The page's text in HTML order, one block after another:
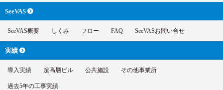
SeeVAS
SeeVAS概要 しくみ フロー FAQ SeeVASお問い合せ
実績
導入実績 超高層ビル 公共施設 その他事業所
過去5年の工事実績